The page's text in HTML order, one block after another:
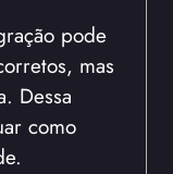
pode
mas
Dessa
como